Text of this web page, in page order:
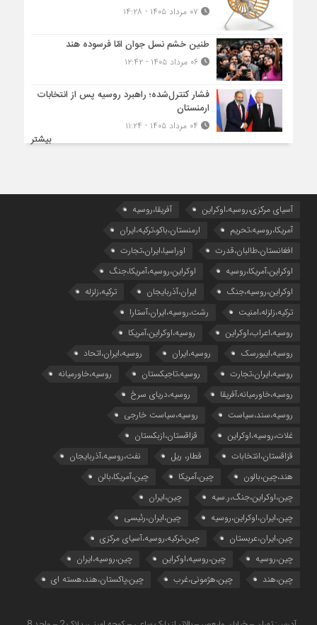
طنین خشم نسل جوان امّا فرسوده هند
۰۶ مرداد ۱۴۰۵ - ۱۲:۴۲
فشار کنترل‌شده؛ راهبرد روسیه پس از انتخابات
ارمنستان
بیشتر
آسیای مرکزی،روسیه،اوکراین
آفریقا،روسیه
آمریکا،روسیه،تحریم
ارمنستان،باکو،ترکیه،ایران
افغانستان،طالبان،قدرت
اوراسیا،ایران،تجارت
اوکراین،آمریکا،روسیه
اوکراین،روسیه،آمریکا،جنگ
اوکراین،روسیه،جنگ
ایران،آذربایجان
ترکیه،زلزله
ترکیه،زلزله،امنیت
رشت،روسیه،ایران،آستارا
روسیه،اعراب،اوکراین
روسیه،اوکراین،آمریکا
روسیه،ایبورسک
روسیه،ایران
روسیه،ایران،اتحاد
روسیه،ایران،تجارت
روسیه،تاجیکستان
روسیه،خاورمیانه
روسیه،خاورمیانه،آفریقا
روسیه،دریای سرخ
روسیه،سند،سیاست
روسیه،سیاست خارجی
غلات،روسیه،اوکراین
قزاقستان،ازبکستان
قزاقستان،انتخابات
قطار، ریل
نفت،روسیه،آذربایجان
هند،چین،بالون
چین،آمریکا
چین،آمریکا،بالن
چین،اوکراین،جنگ،ر.سیه
چین،ایران
چین،ایران،اوکراین،روسیه
چین،ایران،رئیسی
چین،ایران،عربستان
چین،ترکیه،روسیه،آسیای مرکزی
چین،روسیه
چین،روسیه،اوکراین
چین،روسیه،ایران
چین،هند
چین،هژمونی،غرب چین،پاکستان،هند،هسته ای